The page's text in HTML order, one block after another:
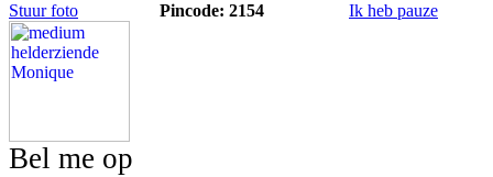
Stuur foto
Pincode: 2154 Ik heb pauze
Bel me op